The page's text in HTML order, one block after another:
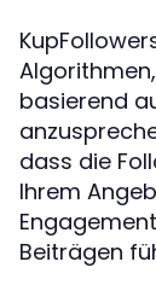
basierend
dass die
Ihrem
Beiträgen